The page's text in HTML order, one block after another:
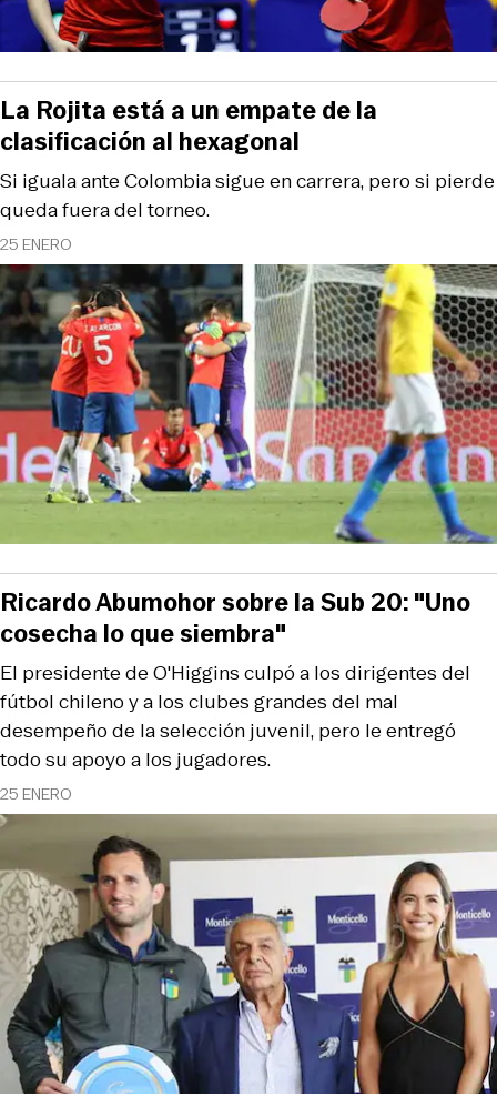
25 ENERO
Si iguala ante Colombia sigue en carrera, pero si pierde
queda fuera del torneo.
La Rojita está a un empate de la
clasificación al hexagonal
25 ENERO
El presidente de O'Higgins culpó a los dirigentes del
fútbol chileno y a los clubes grandes del mal
desempeño de la selección juvenil, pero le entregó
todo su apoyo a los jugadores.
Ricardo Abumohor sobre la Sub 20: "Uno
cosecha lo que siembra"